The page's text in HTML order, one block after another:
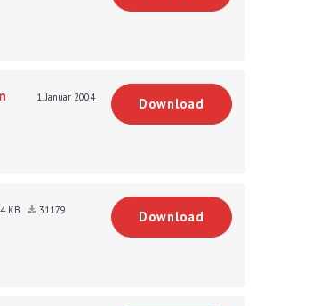
1. Januar 2004
Download
KB
31179
Download